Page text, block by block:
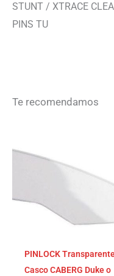
STUNT / XTRACE
PINS TU
Te recomendamos
PINLOCK
Casco CABERG Duke o